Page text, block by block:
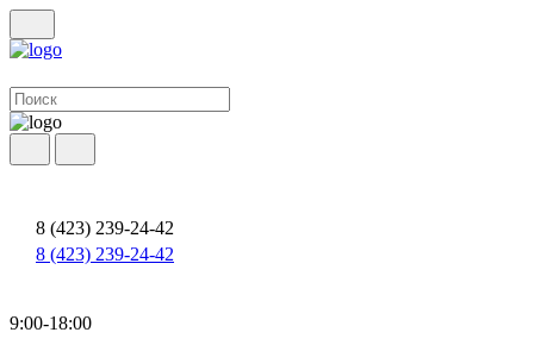
8 (423) 239-24-42
8 (423) 239-24-42
9:00-18:00